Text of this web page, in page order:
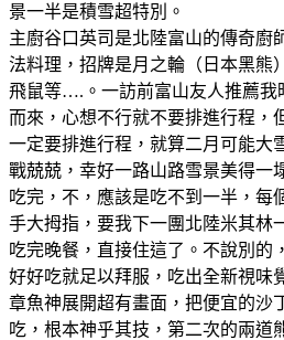
景一半是積雪超特別。
主廚谷口英司是北陸富山的傳奇廚
法料理，招牌是月之輪（日本黑熊
飛鼠等….。一訪前富山友人推薦我
而來，心想不行就不要排進行程，
一定要排進行程，就算二月可能大
戰兢兢，幸好一路山路雪景美得一
吃完，不，應該是吃不到一半，每
手大拇指，要我下一團北陸米其林
吃完晚餐，直接住這了。不說別的
好好吃就足以拜服，吃出全新視味
章魚神展開超有畫面，把便宜的沙
吃，根本神乎其技，第二次的兩道